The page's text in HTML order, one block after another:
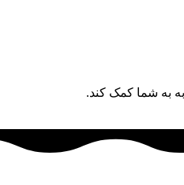
به شما کمک کند.